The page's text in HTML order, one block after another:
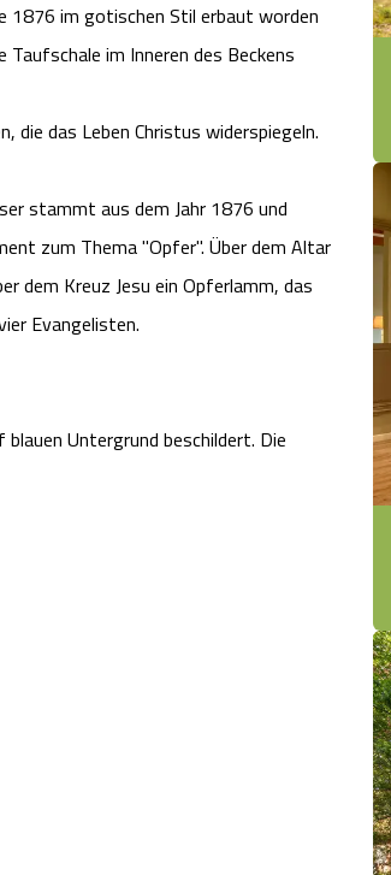
1876 im gotischen Stil erbaut worden
im Inneren des Beckens
die das Leben Christus widerspiegeln.
stammt aus dem Jahr 1876 und
zum Thema "Opfer". Über dem Altar
dem Kreuz Jesu ein Opferlamm, das
Evangelisten.
Untergrund beschildert. Die